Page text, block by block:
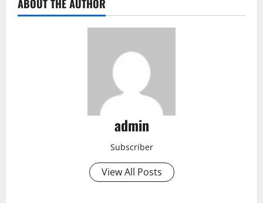
ABOUT THE AUTHOR
admin
Subscriber
View All Posts